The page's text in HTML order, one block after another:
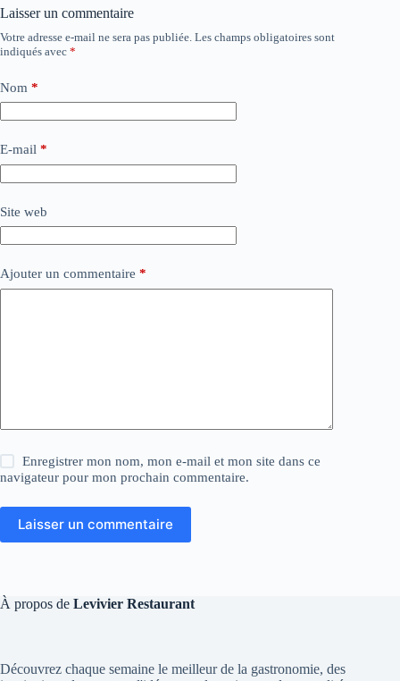
Laisser un commentaire
Votre adresse e-mail ne sera pas publiée. Les champs obligatoires sont
indiqués avec *
Nom *
E-mail *
Site web
Ajouter un commentaire *
Enregistrer mon nom, mon e-mail et mon site dans ce
navigateur pour mon prochain commentaire.
Laisser un commentaire
À propos de Levivier Restaurant
Découvrez chaque semaine le meilleur de la gastronomie, des